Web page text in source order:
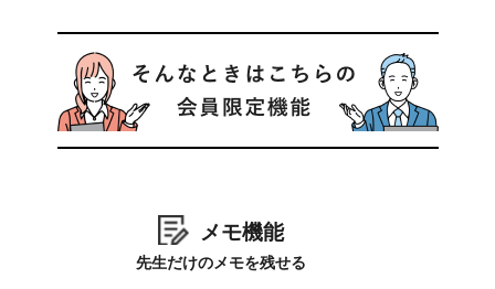
メモ機能
先生だけのメモを残せる